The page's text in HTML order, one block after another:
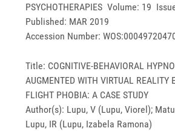
PSYCHOTHERAPIES Volume: 19
Published: MAR 2019
Accession Number:
Title: COGNITIVE-BEHAVIORAL
AUGMENTED WITH VIRTUAL REALITY
FLIGHT PHOBIA: A CASE STUDY
Author(s): Lupu, V (Lupu, Viorel);
Lupu, IR (Lupu, Izabela Ramona)